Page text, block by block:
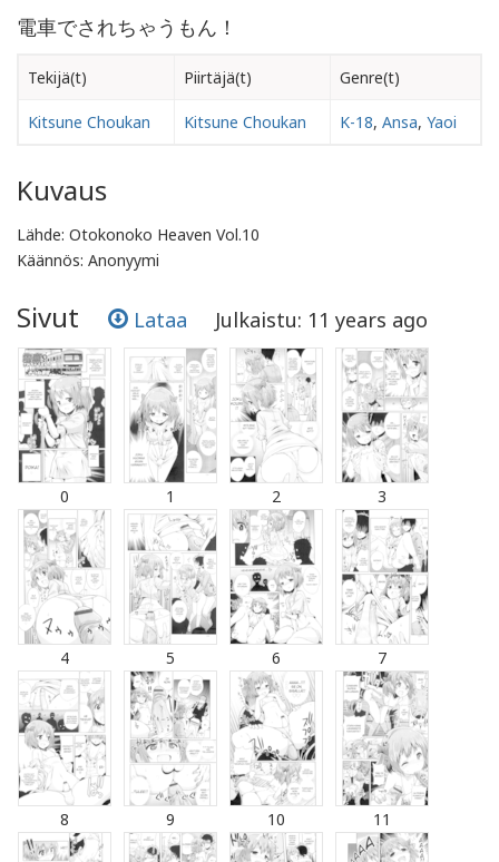
電車でされちゃうもん！
Tekijä(t) Piirtäjä(t) Genre(t)
Kitsune Choukan Kitsune Choukan K-18, Ansa, Yaoi
Kuvaus
Lähde: Otokonoko Heaven Vol.10
Käännös: Anonyymi
Sivut Lataa Julkaistu: 11 years ago
0 1 2 3
4 5 6 7
8 9 10 11